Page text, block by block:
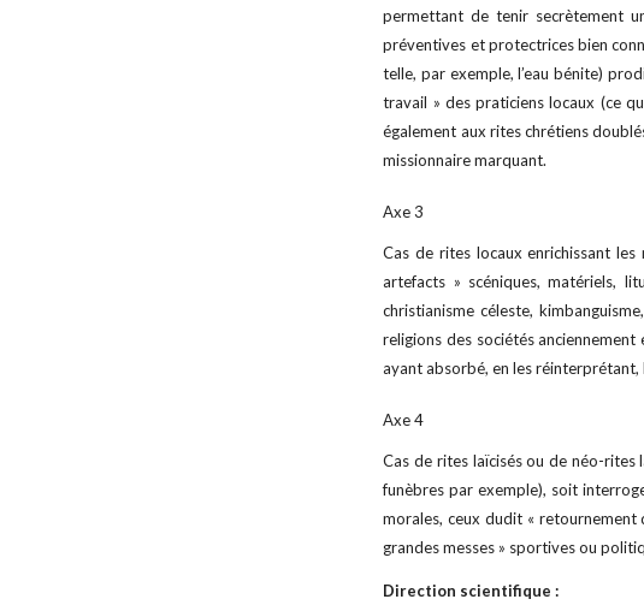
permettant de tenir secrètement
préventives et protectrices bien
telle, par exemple, l’eau bénite)
travail » des praticiens locaux (ce
également aux rites chrétiens
missionnaire marquant.
Axe 3
Cas de rites locaux enrichissant
artefacts » scéniques, matériels,
christianisme céleste,
religions des sociétés
ayant absorbé, en les
Axe 4
Cas de rites laïcisés ou de néo-rites
funèbres par exemple), soit
morales, ceux dudit « retournement
grandes messes » sportives ou
Direction scientifique :